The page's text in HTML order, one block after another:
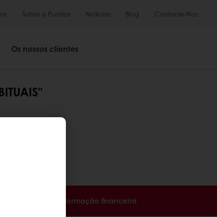
Sobre a Puratos Notícias Blog Contacte-Nos
Os nossos clientes
acesso à sua informação financeira